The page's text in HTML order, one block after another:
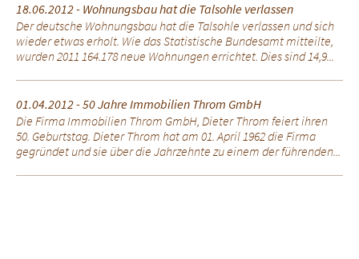
18.06.2012 - Wohnungsbau hat die Talsohle verlassen
Der deutsche Wohnungsbau hat die Talsohle verlassen und sich
wieder etwas erholt. Wie das Statistische Bundesamt mitteilte,
wurden 2011 164.178 neue Wohnungen errichtet. Dies sind 14,9...
01.04.2012 - 50 Jahre Immobilien Throm GmbH
Die Firma Immobilien Throm GmbH, Dieter Throm feiert ihren
50. Geburtstag. Dieter Throm hat am 01. April 1962 die Firma
gegründet und sie über die Jahrzehnte zu einem der führenden...